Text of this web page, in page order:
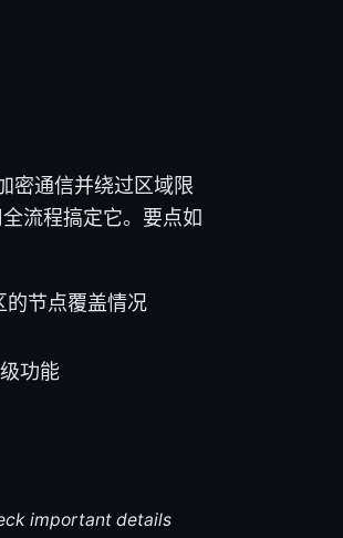
密通信并绕过区域限
流程搞定它。要点如
的节点覆盖情况
功能
important details